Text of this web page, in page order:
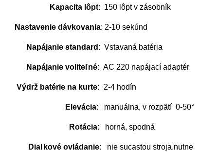
Kapacita lôpt: 150 lôpt v zásobník
Nastavenie dávkovania: 2-10 sekúnd
Napájanie standard : Vstavaná batéria
Napájanie voliteľné: AC 220 napájací adaptér
Výdrž batérie na kurte: 2-4 hodín
Elevácia: manuálna, v rozpätí 0-50°
Rotácia: horná, spodná
Diaľkové ovládanie: nie sucastou stroja.nutne